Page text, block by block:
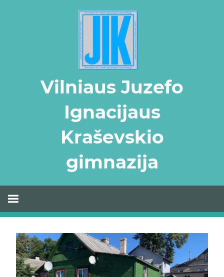
Vilniaus Juzefo
Ignacijaus
Kraševskio
gimnazija